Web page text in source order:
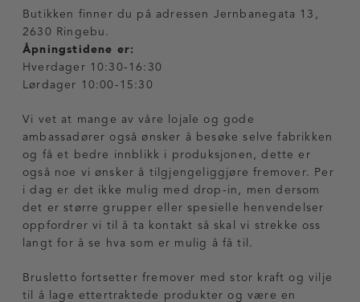
Butikken finner du på adressen Jernbanegata 13,
2630 Ringebu.
Åpningstidene er:
Hverdager 10:30-16:30
Lørdager 10:00-15:30
Vi vet at mange av våre lojale og gode
ambassadører også ønsker å besøke selve fabrikken
og få et bedre innblikk i produksjonen, dette er
også noe vi ønsker å tilgjengeliggjøre fremover. Per
i dag er det ikke mulig med drop-in, men dersom
det er større grupper eller spesielle henvendelser
oppfordrer vi til å ta kontakt så skal vi strekke oss
langt for å se hva som er mulig å få til.
Brusletto fortsetter fremover med stor kraft og vilje
til å lage ettertraktede produkter og være en